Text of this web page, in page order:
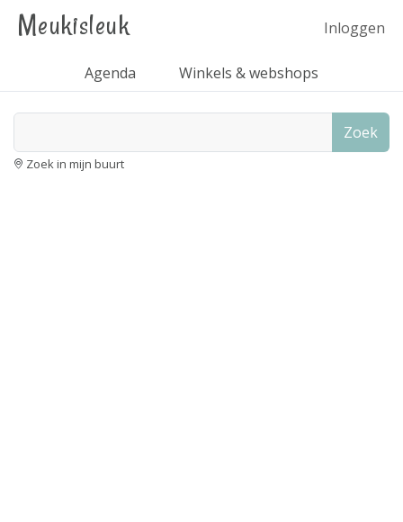
Meukisleuk Inloggen
Agenda Winkels & webshops
Zoek
Zoek in mijn buurt